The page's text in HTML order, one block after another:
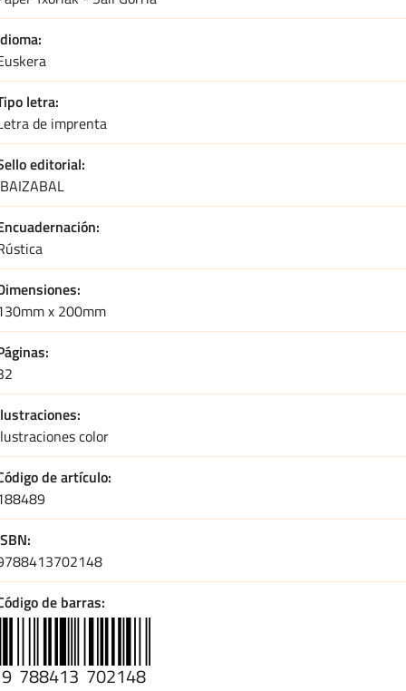
letra
de imprenta
editorial
x 200mm
color
de artículo
de barras
9 788413 702148